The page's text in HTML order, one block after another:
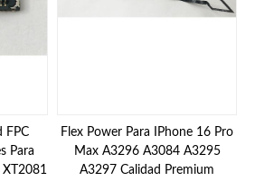
FPC
Para
Flex Power Para IPhone 16 Pro
Max A3296 A3084 A3295
A3297 Calidad Premium